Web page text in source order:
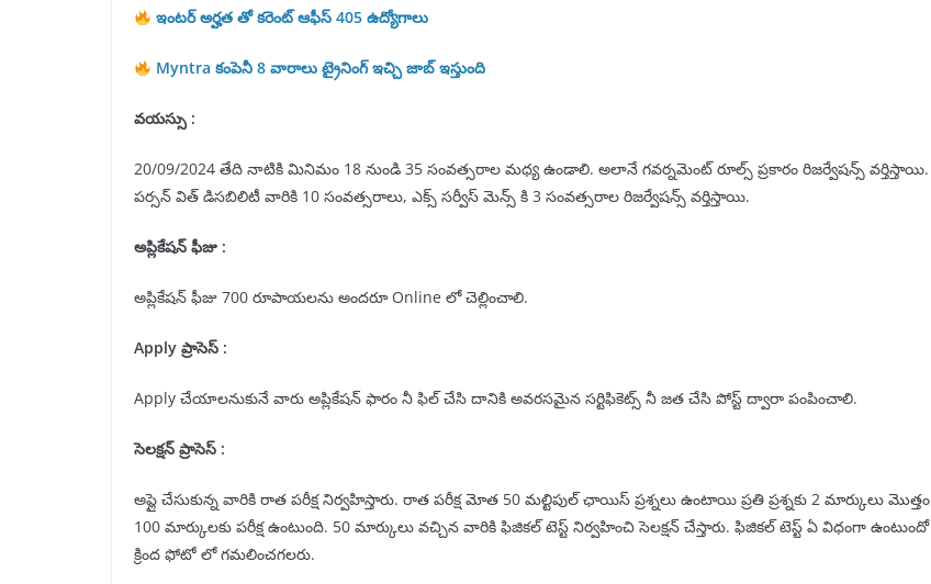
ఇంటర్ అర్హత తో కరెంట్ ఆఫీస్ 405 ఉద్యోగాలు
Myntra కంపెనీ 8 వారాలు ట్రైనింగ్ ఇచ్చి జాబ్ ఇస్తుంది
వయస్సు :
20/09/2024 తేది నాటికి మినిమం 18 నుండి 35 సంవత్సరాల మధ్య ఉండాలి. అలానే గవర్నమెంట్ రూల్స్ ప్రకారం రిజర్వేషన్స్ వర్తిస్తాయి.
పర్సన్ విత్ డిసబిలిటీ వారికి 10 సంవత్సరాలు, ఎక్స్ సర్వీస్ మెన్స్ కి 3 సంవత్సరాల రిజర్వేషన్స్ వర్తిస్తాయి.
అప్లికేషన్ ఫీజు :
అప్లికేషన్ ఫీజు 700 రూపాయలను అందరూ Online లో చెల్లించాలి.
Apply ప్రాసెస్ :
Apply చేయాలనుకునే వారు అప్లికేషన్ ఫారం నీ ఫిల్ చేసి దానికి అవరసమైన సర్టిఫికెట్స్ నీ జత చేసి పోస్ట్ ద్వారా పంపించాలి.
సెలక్షన్ ప్రాసెస్ :
అప్లై చేసుకున్న వారికి రాత పరీక్ష నిర్వహిస్తారు. రాత పరీక్ష మోత 50 మల్టిపుల్ ఛాయిస్ ప్రశ్నలు ఉంటాయి ప్రతి ప్రశ్నకు 2 మార్కులు మొత్తం
100 మార్కులకు పరీక్ష ఉంటుంది. 50 మార్కులు వచ్చిన వారికి ఫిజికల్ టెస్ట్ నిర్వహించి సెలక్షన్ చేస్తారు. ఫిజికల్ టెస్ట్ ఏ విధంగా ఉంటుందో
క్రింద ఫోటో లో గమలించగలరు.